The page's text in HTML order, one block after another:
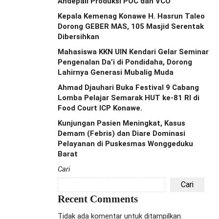
Kepala Kemenag Konawe H. Hasrun Taleo
Dorong GEBER MAS, 105 Masjid Serentak
Dibersihkan
Mahasiswa KKN UIN Kendari Gelar Seminar
Pengenalan Da’i di Pondidaha, Dorong
Lahirnya Generasi Mubalig Muda
Ahmad Djauhari Buka Festival 9 Cabang
Lomba Pelajar Semarak HUT ke-81 RI di
Food Court ICP Konawe.
Kunjungan Pasien Meningkat, Kasus
Demam (Febris) dan Diare Dominasi
Pelayanan di Puskesmas Wonggeduku
Barat
Cari
Cari
Recent Comments
Tidak ada komentar untuk ditampilkan.